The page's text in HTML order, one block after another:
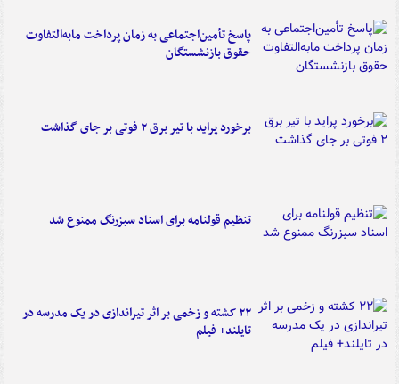
پاسخ تأمین‌اجتماعی به زمان پرداخت مابه‌التفاوت
حقوق بازنشستگان
برخورد پراید با تیر برق ۲ فوتی بر جای گذاشت
تنظیم قولنامه برای اسناد سبزرنگ ممنوع شد
۲۲ کشته و زخمی بر اثر تیراندازی در یک مدرسه در
تایلند+ فیلم